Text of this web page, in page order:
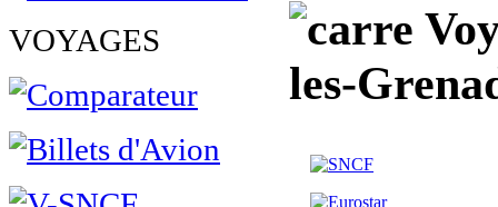
VOYAGES
les-